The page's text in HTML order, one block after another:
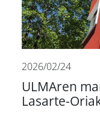
2026/02/24
ULMAren
Lasarte-